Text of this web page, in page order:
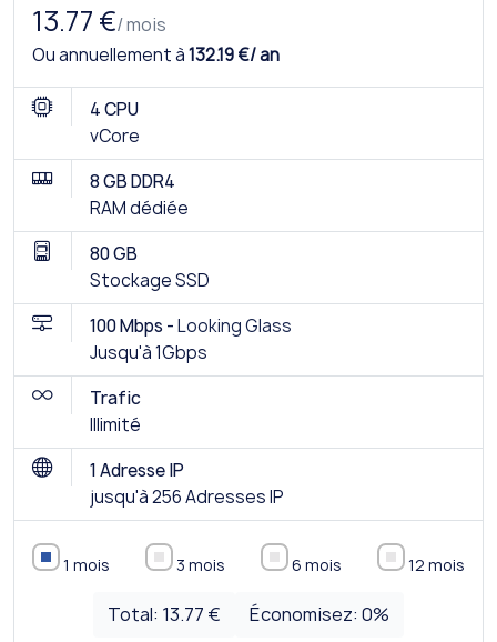
13.77 €/ mois
Ou annuellement à132.19 €/ an
4 CPU
vCore
8 GB DDR4
RAM dédiée
80 GB
Stockage SSD
100 Mbps -Looking Glass
Jusqu'à 1Gbps
Trafic
Illimité
1 Adresse IP
jusqu'à 256 Adresses IP
1 mois 3 mois 6 mois 12 mois
Total: 13.77 € Économisez: 0%